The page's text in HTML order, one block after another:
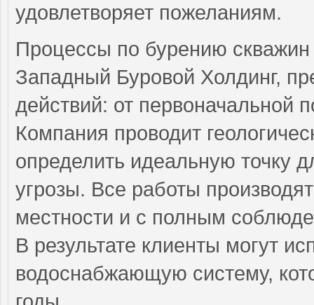
удовлетворяет пожеланиям.
Процессы по бурению
Западный Буровой Холдинг,
действий: от первоначальной
Компания проводит
определить идеальную точку
угрозы. Все работы
местности и с полным
В результате клиенты могут
водоснабжающую систему,